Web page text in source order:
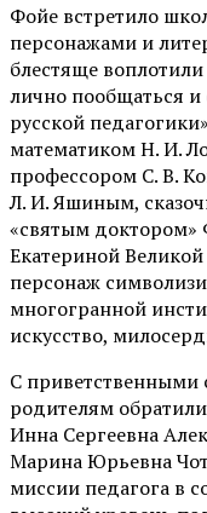
Фойе встретило
персонажами и
блестяще
лично пообщаться и
русской
математиком Н. И.
профессором С. В.
Л. И. Яшиным,
«святым доктором»
Екатериной
персонаж
многогранной
искусство,
С приветственными
родителям
Инна Сергеевна
Марина Юрьевна
миссии педагога в